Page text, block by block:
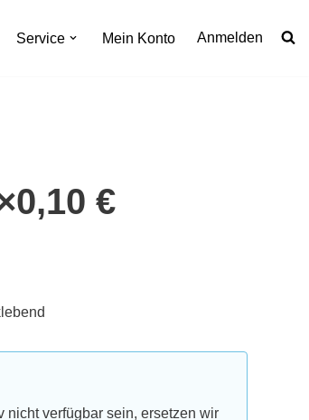
Service Mein Konto Anmelden
€
nicht verfügbar sein, ersetzen wir